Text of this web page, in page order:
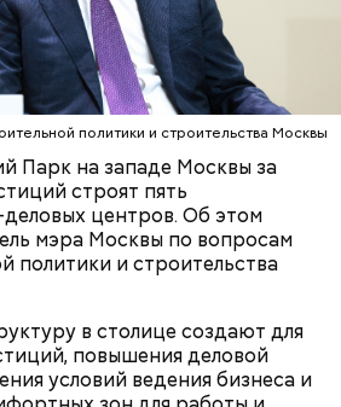
политики и строительства Москвы
Парк на западе Москвы за
строят пять
центров. Об этом
мэра Москвы по вопросам
политики и строительства
в столице создают для
повышения деловой
условий ведения бизнеса и
и
Маргарита» объединение
которое возглавлял
в двухэтажном
стал Дом Герцена на
25. В 1920-х годах здесь было
организаций —
пролетарских писателей и
пролетарских писателей.
Литературный
Горького.